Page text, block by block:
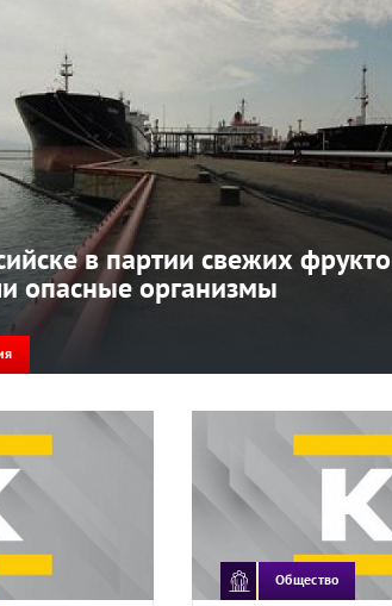
в партии свежих
опасные организмы
Общество